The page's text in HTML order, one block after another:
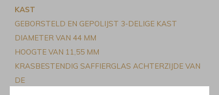
KAST
GEBORSTELD EN GEPOLIJST 3-DELIGE KAST
DIAMETER VAN 44 MM
HOOGTE VAN 11,55 MM
KRASBESTENDIG SAFFIERGLAS ACHTERZIJDE VAN
DE